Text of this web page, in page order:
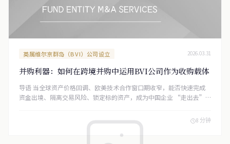
英属维尔京群岛（BVI）公司设立 2026.03.31
并购利器：如何在跨境并购中运用BVI公司作为收购载体
导语 当全球资产价格回调、欧美技术合作窗口期收窄，能否快速完成
资金出境、隔离交易风险、锁定标的资产，成为中国企业 “走出去”
理” 的特性，正成为跨境并购中常用的特殊目的实体（SPV）。本文通
过实用架构、落地步骤与风险提示，解析
8 分钟